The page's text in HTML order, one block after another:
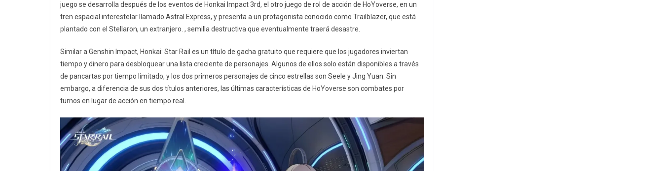
juego se desarrolla después de los eventos de Honkai Impact 3rd, el otro juego de rol de acción de HoYoverse, en un
tren espacial interestelar llamado Astral Express, y presenta a un protagonista conocido como Trailblazer, que está
plantado con el Stellaron, un extranjero. , semilla destructiva que eventualmente traerá desastre.
Similar a Genshin Impact, Honkai: Star Rail es un título de gacha gratuito que requiere que los jugadores inviertan
tiempo y dinero para desbloquear una lista creciente de personajes. Algunos de ellos solo están disponibles a través
de pancartas por tiempo limitado, y los dos primeros personajes de cinco estrellas son Seele y Jing Yuan. Sin
embargo, a diferencia de sus dos títulos anteriores, las últimas características de HoYoverse son combates por
turnos en lugar de acción en tiempo real.